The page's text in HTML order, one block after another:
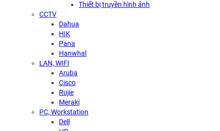
Thiết bị truyền hình ảnh
CCTV
Dahua
HIK
Pana
Hanwhal
LAN, WIFI
Aruba
Cisco
Rujie
Meraki
PC, Workstation
Dell